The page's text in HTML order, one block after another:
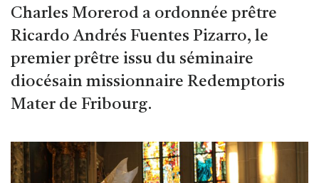
Charles Morerod a ordonnée prêtre
Ricardo Andrés Fuentes Pizarro, le
premier prêtre issu du séminaire
diocésain missionnaire Redemptoris
Mater de Fribourg.